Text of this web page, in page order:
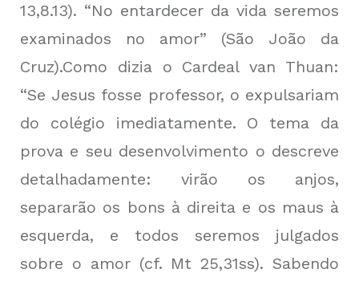
13,8.13). “No entardecer da vida seremos
examinados no amor” (São João da
Cruz).Como dizia o Cardeal van Thuan:
“Se Jesus fosse professor, o expulsariam
do colégio imediatamente. O tema da
prova e seu desenvolvimento o descreve
detalhadamente: virão os anjos,
separarão os bons à direita e os maus à
esquerda, e todos seremos julgados
sobre o amor (cf. Mt 25,31ss). Sabendo